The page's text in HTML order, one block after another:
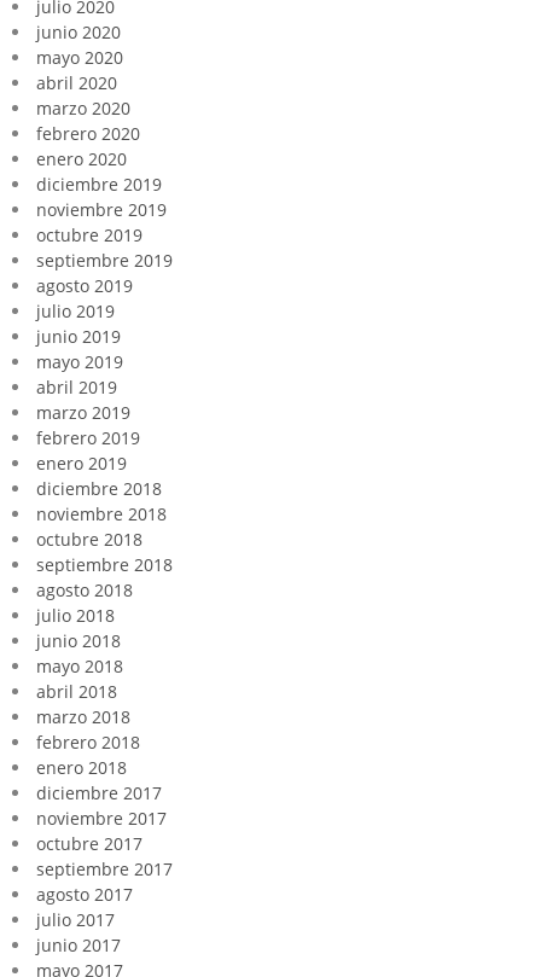
julio 2020
junio 2020
mayo 2020
abril 2020
marzo 2020
febrero 2020
enero 2020
diciembre 2019
noviembre 2019
octubre 2019
septiembre 2019
agosto 2019
julio 2019
junio 2019
mayo 2019
abril 2019
marzo 2019
febrero 2019
enero 2019
diciembre 2018
noviembre 2018
octubre 2018
septiembre 2018
agosto 2018
julio 2018
junio 2018
mayo 2018
abril 2018
marzo 2018
febrero 2018
enero 2018
diciembre 2017
noviembre 2017
octubre 2017
septiembre 2017
agosto 2017
julio 2017
junio 2017
mayo 2017